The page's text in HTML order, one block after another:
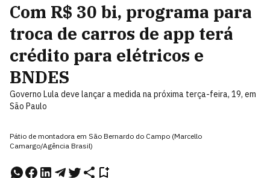
Com R$ 30 bi, programa para
troca de carros de app terá
crédito para elétricos e
BNDES
Governo Lula deve lançar a medida na próxima terça-feira, 19, em
São Paulo
Pátio de montadora em São Bernardo do Campo (Marcello
Camargo/Agência Brasil)